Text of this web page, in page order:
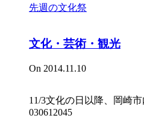
先週の文化祭
文化・芸術・観光
On 2014.11.10
11/3文化の日以降、岡崎
030612045